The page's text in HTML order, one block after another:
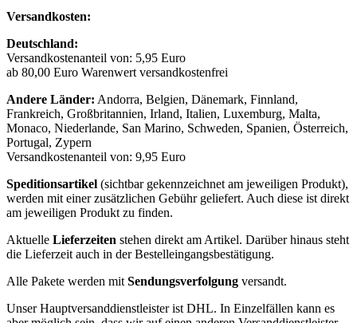
Versandkosten:
Deutschland:
Versandkostenanteil von: 5,95 Euro
ab 80,00 Euro Warenwert versandkostenfrei
Andere Länder: Andorra, Belgien, Dänemark, Finnland,
Frankreich, Großbritannien, Irland, Italien, Luxemburg, Malta,
Monaco, Niederlande, San Marino, Schweden, Spanien, Österreich,
Portugal, Zypern
Versandkostenanteil von: 9,95 Euro
Speditionsartikel (sichtbar gekennzeichnet am jeweiligen Produkt),
werden mit einer zusätzlichen Gebühr geliefert. Auch diese ist direkt
am jeweiligen Produkt zu finden.
Aktuelle Lieferzeiten stehen direkt am Artikel. Darüber hinaus steht
die Lieferzeit auch in der Bestelleingangsbestätigung.
Alle Pakete werden mit Sendungsverfolgung versandt.
Unser Hauptversanddienstleister ist DHL. In Einzelfällen kann es